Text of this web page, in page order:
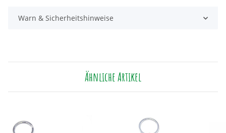
Warn & Sicherheitshinweise
Ähnliche Artikel